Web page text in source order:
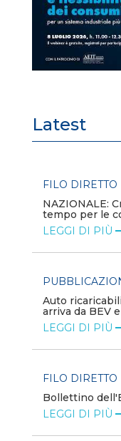
Latest
FILO DIRETTO
NAZIONALE:
tempo per le
LEGGI DI PIÙ
Auto
arriva da BEV
LEGGI DI PIÙ
FILO DIRETTO
Bollettino
LEGGI DI PIÙ